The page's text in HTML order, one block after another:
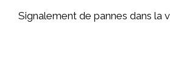
Signalement de pannes dans la